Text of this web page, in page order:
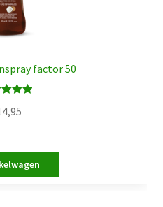
factor 50
uit 5